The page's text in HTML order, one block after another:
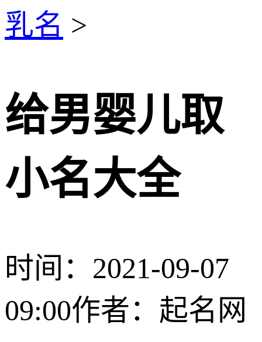
乳名 >
给男婴儿取
小名大全
时间：2021-09-07
09:00作者：起名网